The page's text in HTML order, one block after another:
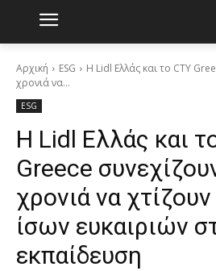
Αρχική ESG
Η Lidl Ελλάς και το CTY
χρονιά να...
ESG
Η Lidl Ελλάς και
Greece
χρονιά να
ίσων ευκαιριών
εκπαίδευση